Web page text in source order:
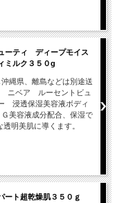
ティ ディープモイス
ミルク３５０g
縄県、離島などは別途送
ベア ルーセントビュ
浸透保湿美容液ボディ
美容液成分配合、保湿で
透明美肌に導くます。
ト超乾燥肌３５０ｇ